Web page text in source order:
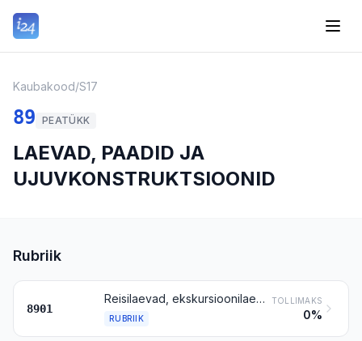
Kaubakood/S17
89 PEATÜKK
LAEVAD, PAADID JA
UJUVKONSTRUKTSIOONID
Rubriik
8901
Reisilaevad, ekskursioonilaevad, parvlaevad, kaubalaevad, pargased jms laevad reisijate- või kaubaveoks
RUBRIIK
TOLLIMAKS
0%